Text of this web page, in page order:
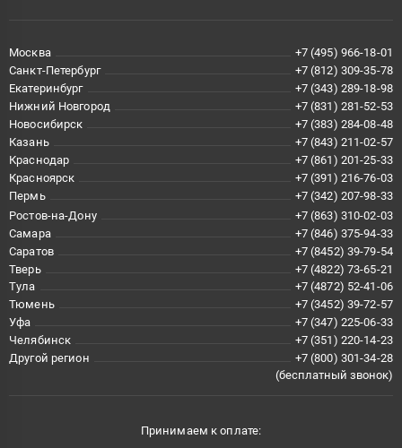
Москва
+7 (495) 966-18-01
Санкт-Петербург
+7 (812) 309-35-78
Екатеринбург
+7 (343) 289-18-98
Нижний Новгород
+7 (831) 281-52-53
Новосибирск
+7 (383) 284-08-48
Казань
+7 (843) 211-02-57
Краснодар
+7 (861) 201-25-33
Красноярск
+7 (391) 216-76-03
Пермь
+7 (342) 207-98-33
Ростов-на-Дону
+7 (863) 310-02-03
Самара
+7 (846) 375-94-33
Саратов
+7 (8452) 39-79-54
Тверь
+7 (4822) 73-65-21
Тула
+7 (4872) 52-41-06
Тюмень
+7 (3452) 39-72-57
Уфа
+7 (347) 225-06-33
Челябинск
+7 (351) 220-14-23
Другой регион
+7 (800) 301-34-28
(бесплатный звонок)
Принимаем к оплате: